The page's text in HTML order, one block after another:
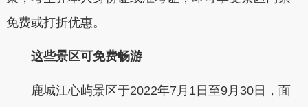
免费或打折优惠。
这些景区可免费畅游
鹿城江心屿景区于2022年7月1日至9月30日，面